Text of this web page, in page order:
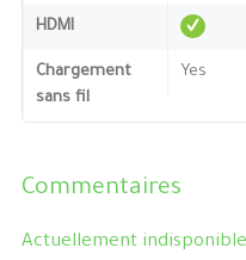
HDMI
Chargement
sans fil
Yes
Commentaires
Actuellement